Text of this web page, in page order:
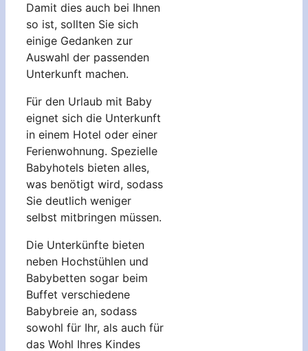
Damit dies auch bei Ihnen
so ist, sollten Sie sich
einige Gedanken zur
Auswahl der passenden
Unterkunft machen.
Für den Urlaub mit Baby
eignet sich die Unterkunft
in einem Hotel oder einer
Ferienwohnung. Spezielle
Babyhotels bieten alles,
was benötigt wird, sodass
Sie deutlich weniger
selbst mitbringen müssen.
Die Unterkünfte bieten
neben Hochstühlen und
Babybetten sogar beim
Buffet verschiedene
Babybreie an, sodass
sowohl für Ihr, als auch für
das Wohl Ihres Kindes